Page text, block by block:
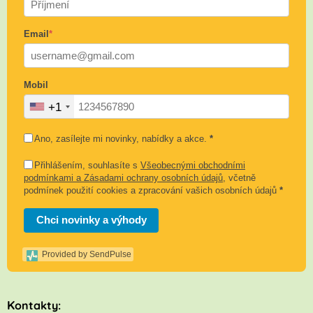
Email *
Mobil
+1
Ano, zasílejte mi novinky, nabídky a akce. *
Přihlášením, souhlasíte s Všeobecnými obchodními
podmínkami a Zásadami ochrany osobních údajů, včetně
podmínek použití cookies a zpracování vašich osobních údajů *
Chci novinky a výhody
Provided by SendPulse
Kontakty: